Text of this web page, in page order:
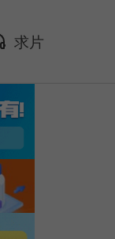
求片